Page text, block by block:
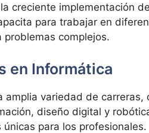
creciente implementación
para trabajar en
problemas complejos.
en Informática
amplia variedad de carreras,
diseño digital y
para los profesionales.